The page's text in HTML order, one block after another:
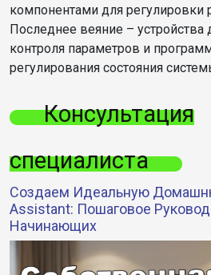
компонентами для регулировки
Последнее веяние – устройства
контроля параметров и
регулирования состояния
Консультация
специалиста
Создаем Идеальную
Assistant: Пошаговое
Начинающих